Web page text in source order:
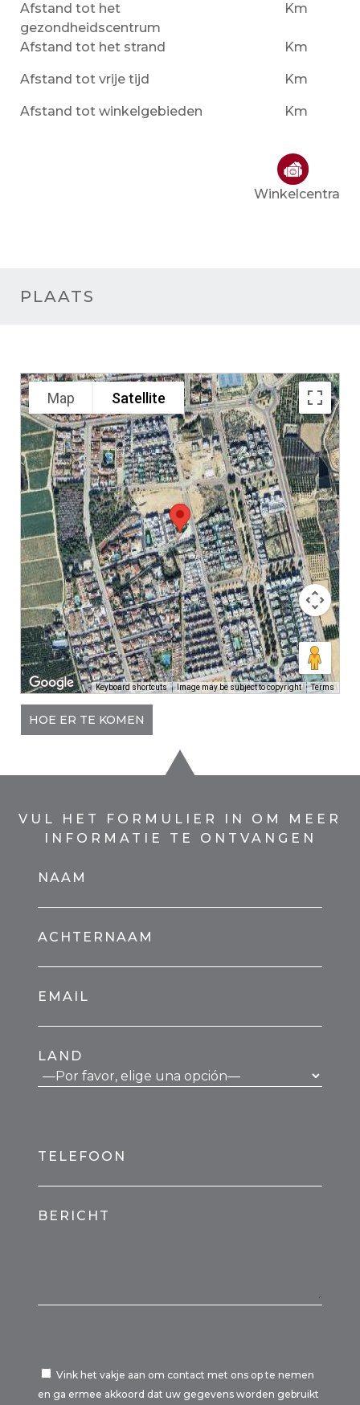
Afstand tot het
gezondheidscentrum
Km
Afstand tot het strand Km
Afstand tot vrije tijd Km
Afstand tot winkelgebieden Km
Winkelcentra
PLAATS
Map Satellite
Keyboard shortcuts Image may be subject to copyright Terms
HOE ER TE KOMEN
VUL HET FORMULIER IN OM MEER
INFORMATIE TE ONTVANGEN
NAAM
ACHTERNAAM
EMAIL
LAND
TELEFOON
BERICHT
Vink het vakje aan om contact met ons op te nemen
en ga ermee akkoord dat uw gegevens worden gebruikt